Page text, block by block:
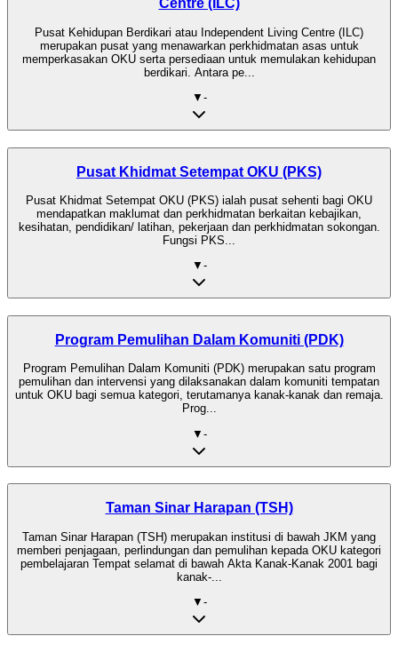
Centre (ILC)
Pusat Kehidupan Berdikari atau Independent Living Centre (ILC)
merupakan pusat yang menawarkan perkhidmatan asas untuk
memperkasakan OKU serta persediaan untuk memulakan kehidupan
berdikari. Antara pe...
▼ -
Pusat Khidmat Setempat OKU (PKS)
Pusat Khidmat Setempat OKU (PKS) ialah pusat sehenti bagi OKU
mendapatkan maklumat dan perkhidmatan berkaitan kebajikan,
kesihatan, pendidikan/ latihan, pekerjaan dan perkhidmatan sokongan.
Fungsi PKS...
▼ -
Program Pemulihan Dalam Komuniti (PDK)
Program Pemulihan Dalam Komuniti (PDK) merupakan satu program
pemulihan dan intervensi yang dilaksanakan dalam komuniti tempatan
untuk OKU bagi semua kategori, terutamanya kanak-kanak dan remaja.
Prog...
▼ -
Taman Sinar Harapan (TSH)
Taman Sinar Harapan (TSH) merupakan institusi di bawah JKM yang
memberi penjagaan, perlindungan dan pemulihan kepada OKU kategori
pembelajaran Tempat selamat di bawah Akta Kanak-Kanak 2001 bagi
kanak-...
▼ -